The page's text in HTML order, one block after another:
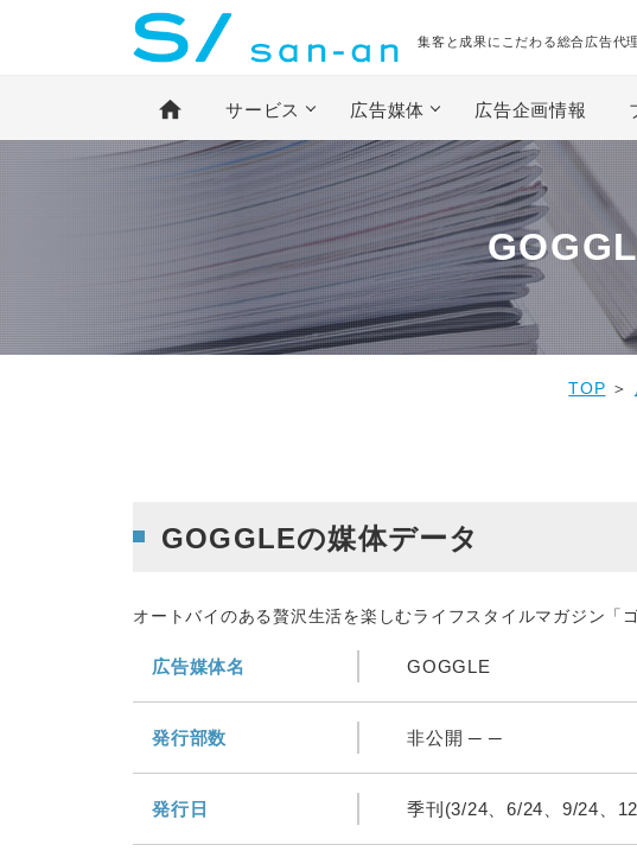
集客と成果にこだわる総合広告代
home サービス 広告媒体 広告企画情報
TOP ＞
GOGGLEの媒体データ
オートバイのある贅沢生活を楽しむライフスタイルマガジン「
広告媒体名 GOGGLE
発行部数 非公開 ─ ─
発行日 季刊(3/24、6/24、9/24、